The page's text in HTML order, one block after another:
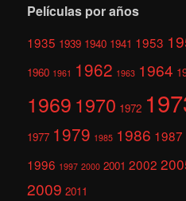
Películas por años
1935 1939 1940 1941 1953
1960 1961 1962 1963 1964
1969 1970 1972
1977 1979 1985 1986 1987
1996 1997 2000 2001 2002
2009 2011